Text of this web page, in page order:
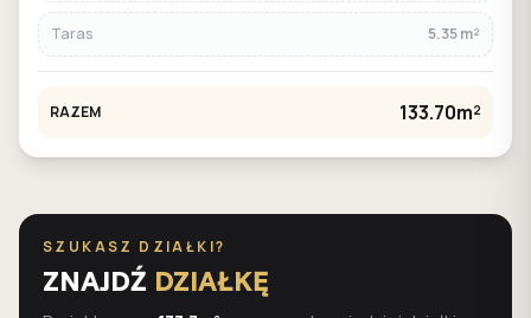
Taras 5.35 m²
RAZEM 133.70m²
SZUKASZ DZIAŁKI?
ZNAJDŹ DZIAŁKĘ